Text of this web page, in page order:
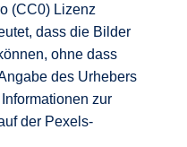
(CC0) Lizenz
dass die Bilder
ohne dass
des Urhebers
zur
der Pexels-